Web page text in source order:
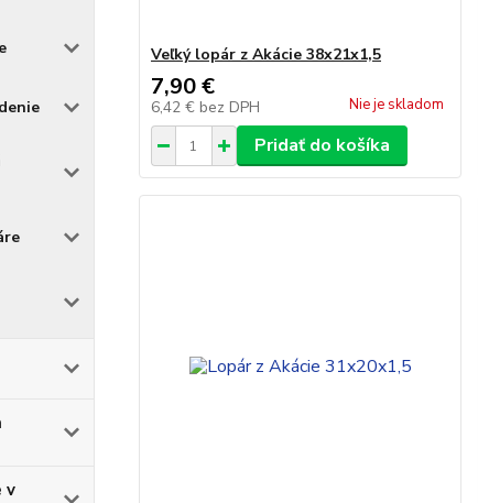
v
Veľký lopár z Akácie 38x21x1,5
7,90 €
6,42 € bez DPH Nie je skladom
Pridať do košíka